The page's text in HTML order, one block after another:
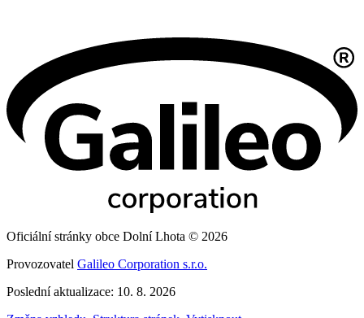
Oficiální stránky obce Dolní Lhota © 2026
Provozovatel Galileo Corporation s.r.o.
Poslední aktualizace: 10. 8. 2026